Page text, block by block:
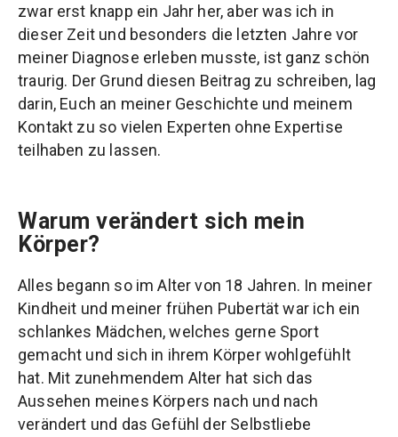
zwar erst knapp ein Jahr her, aber was ich in
dieser Zeit und besonders die letzten Jahre vor
meiner Diagnose erleben musste, ist ganz schön
traurig. Der Grund diesen Beitrag zu schreiben, lag
darin, Euch an meiner Geschichte und meinem
Kontakt zu so vielen Experten ohne Expertise
teilhaben zu lassen.
Warum verändert sich mein
Körper?
Alles begann so im Alter von 18 Jahren. In meiner
Kindheit und meiner frühen Pubertät war ich ein
schlankes Mädchen, welches gerne Sport
gemacht und sich in ihrem Körper wohlgefühlt
hat. Mit zunehmendem Alter hat sich das
Aussehen meines Körpers nach und nach
verändert und das Gefühl der Selbstliebe